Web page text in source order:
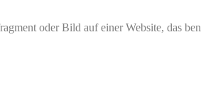
oder Bild auf einer Website, das